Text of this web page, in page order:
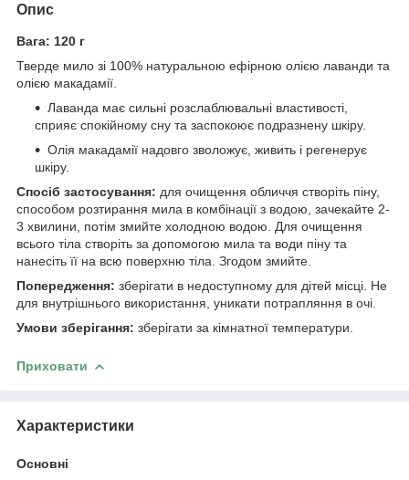
Опис
Вага: 120 г
Тверде мило зі 100% натуральною ефірною олією лаванди та
олією макадамії.
Лаванда має сильні розслаблювальні властивості,
сприяє спокійному сну та заспокоює подразнену шкіру.
Олія макадамії надовго зволожує, живить і регенерує
шкіру.
Спосіб застосування: для очищення обличчя створіть піну,
способом розтирання мила в комбінації з водою, зачекайте 2-
3 хвилини, потім змийте холодною водою. Для очищення
всього тіла створіть за допомогою мила та води піну та
нанесіть її на всю поверхню тіла. Згодом змийте.
Попередження: зберігати в недоступному для дітей місці. Не
для внутрішнього використання, уникати потрапляння в очі.
Умови зберігання: зберігати за кімнатної температури.
Приховати
Характеристики
Основні